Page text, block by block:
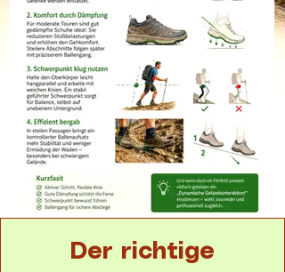
Der richtige